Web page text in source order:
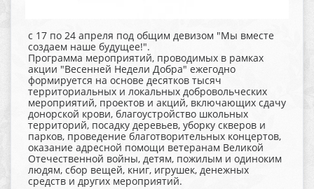
с 17 по 24 апреля под общим девизом "Мы вместе
создаем наше будущее!".
Программа мероприятий, проводимых в рамках
акции "Весенней Недели Добра" ежегодно
формируется на основе десятков тысяч
территориальных и локальных добровольческих
мероприятий, проектов и акций, включающих сдачу
донорской крови, благоустройство школьных
территорий, посадку деревьев, уборку скверов и
парков, проведение благотворительных концертов,
оказание адресной помощи ветеранам Великой
Отечественной войны, детям, пожилым и одиноким
людям, сбор вещей, книг, игрушек, денежных
средств и других мероприятий.